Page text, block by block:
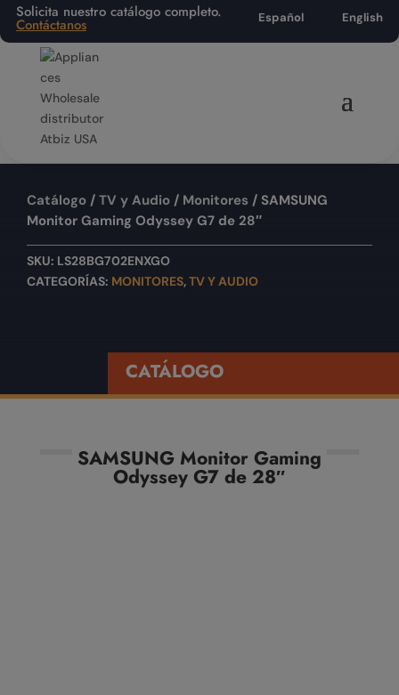
Solicita nuestro catálogo completo.
Contáctanos Español English
Catálogo / TV y Audio / Monitores / SAMSUNG
Monitor Gaming Odyssey G7 de 28″
SKU: LS28BG702ENXGO
CATEGORÍAS: MONITORES,TV Y AUDIO
CATÁLOGO
SAMSUNG Monitor Gaming
Odyssey G7 de 28″